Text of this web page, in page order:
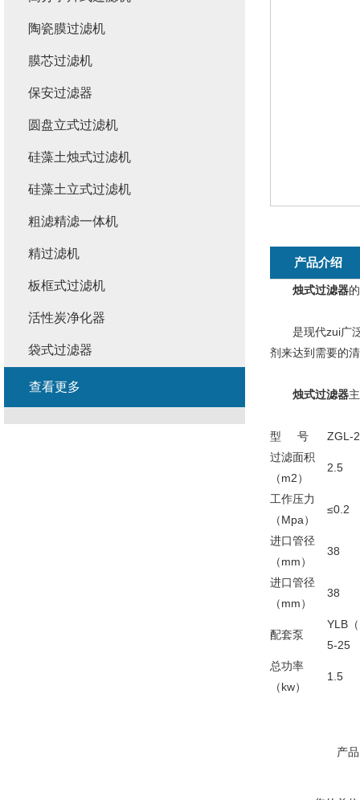
产品介绍
烛式过滤器
是现代zui广泛
剂来达到需要的
烛式过滤器
型 号
ZGL-
过滤面积
（m2）
2.5
工作压力
（Mpa）
≤0.2
进口管径
（mm）
38
进口管径
（mm）
38
配套泵
YLB
5-25
总功率
（kw）
1.5
产
陶瓷膜过滤机
膜芯过滤机
保安过滤器
圆盘立式过滤机
硅藻土烛式过滤机
硅藻土立式过滤机
粗滤精滤一体机
精过滤机
板框式过滤机
活性炭净化器
袋式过滤器
查看更多